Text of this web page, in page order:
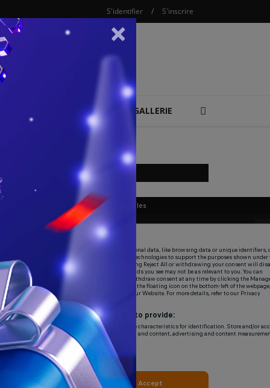
S'identifier / S'inscrire
REPLAY GALLERIE
×